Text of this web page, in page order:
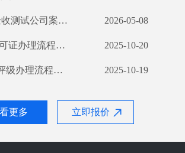
更多 立即报价
试公司案例解析 2026-05-08
程详解及所需材料一览 2025-10-20
详解及所需材料清单 2025-10-19